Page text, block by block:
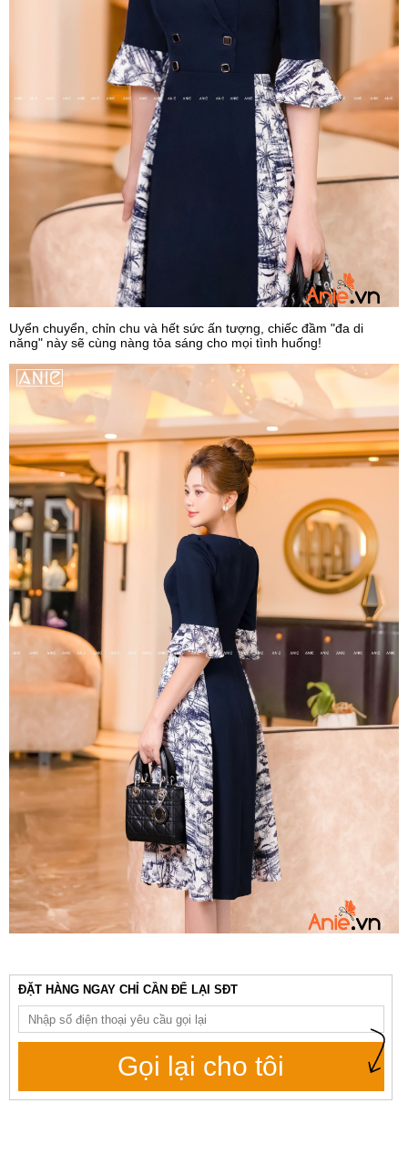
Uyển chuyển, chỉn chu và hết sức ấn tượng, chiếc đầm "đa di
năng" này sẽ cùng nàng tỏa sáng cho mọi tình huống!
ĐẶT HÀNG NGAY CHỈ CẦN ĐỂ LẠI SĐT
Gọi lại cho tôi